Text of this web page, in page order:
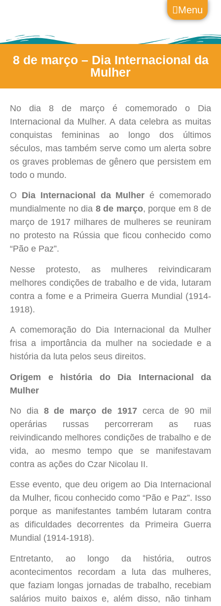
Menu
8 de março – Dia Internacional da
Mulher
No dia 8 de março é comemorado o Dia
Internacional da Mulher. A data celebra as muitas
conquistas femininas ao longo dos últimos
séculos, mas também serve como um alerta sobre
os graves problemas de gênero que persistem em
todo o mundo.
O Dia Internacional da Mulher é comemorado
mundialmente no dia 8 de março, porque em 8 de
março de 1917 milhares de mulheres se reuniram
no protesto na Rússia que ficou conhecido como
“Pão e Paz”.
Nesse protesto, as mulheres reivindicaram
melhores condições de trabalho e de vida, lutaram
contra a fome e a Primeira Guerra Mundial (1914-
1918).
A comemoração do Dia Internacional da Mulher
frisa a importância da mulher na sociedade e a
história da luta pelos seus direitos.
Origem e história do Dia Internacional da
Mulher
No dia 8 de março de 1917cerca de 90 mil
operárias russas percorreram as ruas
reivindicando melhores condições de trabalho e de
vida, ao mesmo tempo que se manifestavam
contra as ações do Czar Nicolau II.
Esse evento, que deu origem ao Dia Internacional
da Mulher, ficou conhecido como “Pão e Paz”. Isso
porque as manifestantes também lutaram contra
as dificuldades decorrentes da Primeira Guerra
Mundial (1914-1918).
Entretanto, ao longo da história, outros
acontecimentos recordam a luta das mulheres,
que faziam longas jornadas de trabalho, recebiam
salários muito baixos e, além disso, não tinham